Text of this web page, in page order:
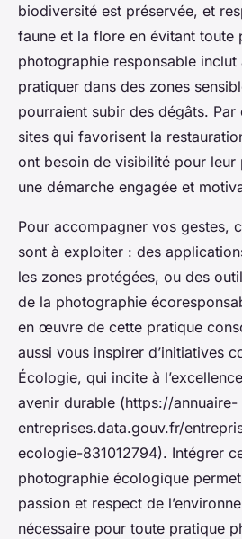
biodiversité est préservée, et
faune et la flore en évitant toute
photographie responsable inclut
pratiquer dans des zones
pourraient subir des dégâts.
sites qui favorisent la
ont besoin de visibilité pour
une démarche engagée et
Pour accompagner vos gestes,
sont à exploiter : des
les zones protégées, ou des
de la photographie
en œuvre de cette pratique
aussi vous inspirer d’initiatives
Écologie, qui incite à
avenir durable (https://annuaire-
entreprises.data.gouv.fr/
ecologie-831012794). Intégrer
photographie écologique
passion et respect de
nécessaire pour toute pratique